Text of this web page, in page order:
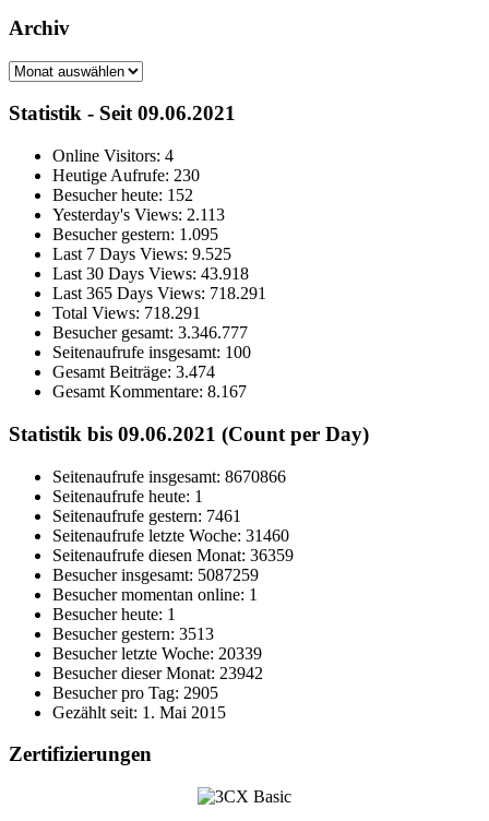
Archiv
Archiv
Statistik - Seit 09.06.2021
Online Visitors: 4
Heutige Aufrufe: 230
Besucher heute: 152
Yesterday's Views: 2.113
Besucher gestern: 1.095
Last 7 Days Views: 9.525
Last 30 Days Views: 43.918
Last 365 Days Views: 718.291
Total Views: 718.291
Besucher gesamt: 3.346.777
Seitenaufrufe insgesamt: 100
Gesamt Beiträge: 3.474
Gesamt Kommentare: 8.167
Statistik bis 09.06.2021 (Count per Day)
Seitenaufrufe insgesamt: 8670866
Seitenaufrufe heute: 1
Seitenaufrufe gestern: 7461
Seitenaufrufe letzte Woche: 31460
Seitenaufrufe diesen Monat: 36359
Besucher insgesamt: 5087259
Besucher momentan online: 1
Besucher heute: 1
Besucher gestern: 3513
Besucher letzte Woche: 20339
Besucher dieser Monat: 23942
Besucher pro Tag: 2905
Gezählt seit: 1. Mai 2015
Zertifizierungen